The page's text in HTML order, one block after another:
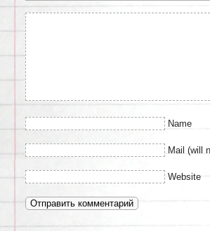
Name
Mail (will
Website